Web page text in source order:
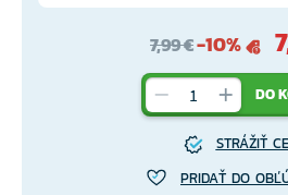
7,99 €-10%
DO
STRÁŽIŤ
PRIDAŤ DO